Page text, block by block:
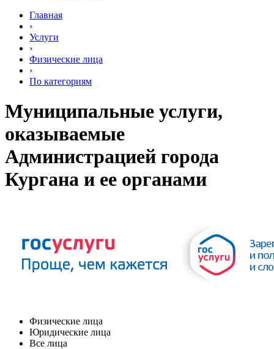
Главная
›
Услуги
›
Физические лица
›
По категориям
Муниципальные услуги,
оказываемые
Администрацией города
Кургана и ее органами
Физические лица
Юридические лица
Все лица